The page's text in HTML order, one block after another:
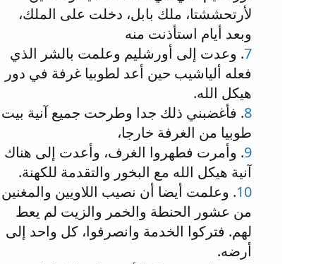
لأرتحششتا، ملك بابل، دخلت على الملك،
وبعد أيام استأذنت منه
7. وعدت إلى أورشليم وعلمت بالشر الذي
فعله ألياشيب حين أعد لطوبيا غرفة في دور
هيكل الله.
8. فأغضبني ذلك جدا وطرحت جميع آنية بيت
طوبيا من الغرفة خارجا،
9. وأمرت فطهروا الغرف، وأعدت إلى هناك
آنية هيكل الله مع البخور والتقدمة للكهنة.
10. وعلمت أيضا أن نصيب اللاويين والمغنين
من عشور الحنطة والخمر والزيت لم يعط
لهم. فتركوا الخدمة وانصرفوا، كل واحد إلى
أرضه.